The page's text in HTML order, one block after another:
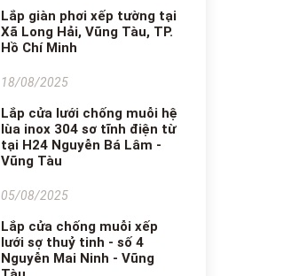
Lắp giàn phơi xếp tường tại
Xã Long Hải, Vũng Tàu, TP.
Hồ Chí Minh
18/08/2025
Lắp cửa lưới chống muỗi hệ
lùa inox 304 sơ tĩnh điện từ
tại H24 Nguyễn Bá Lâm -
Vũng Tàu
05/08/2025
Lắp cửa chống muỗi xếp
lưới sợ thuỷ tinh - số 4
Nguyễn Mai Ninh - Vũng